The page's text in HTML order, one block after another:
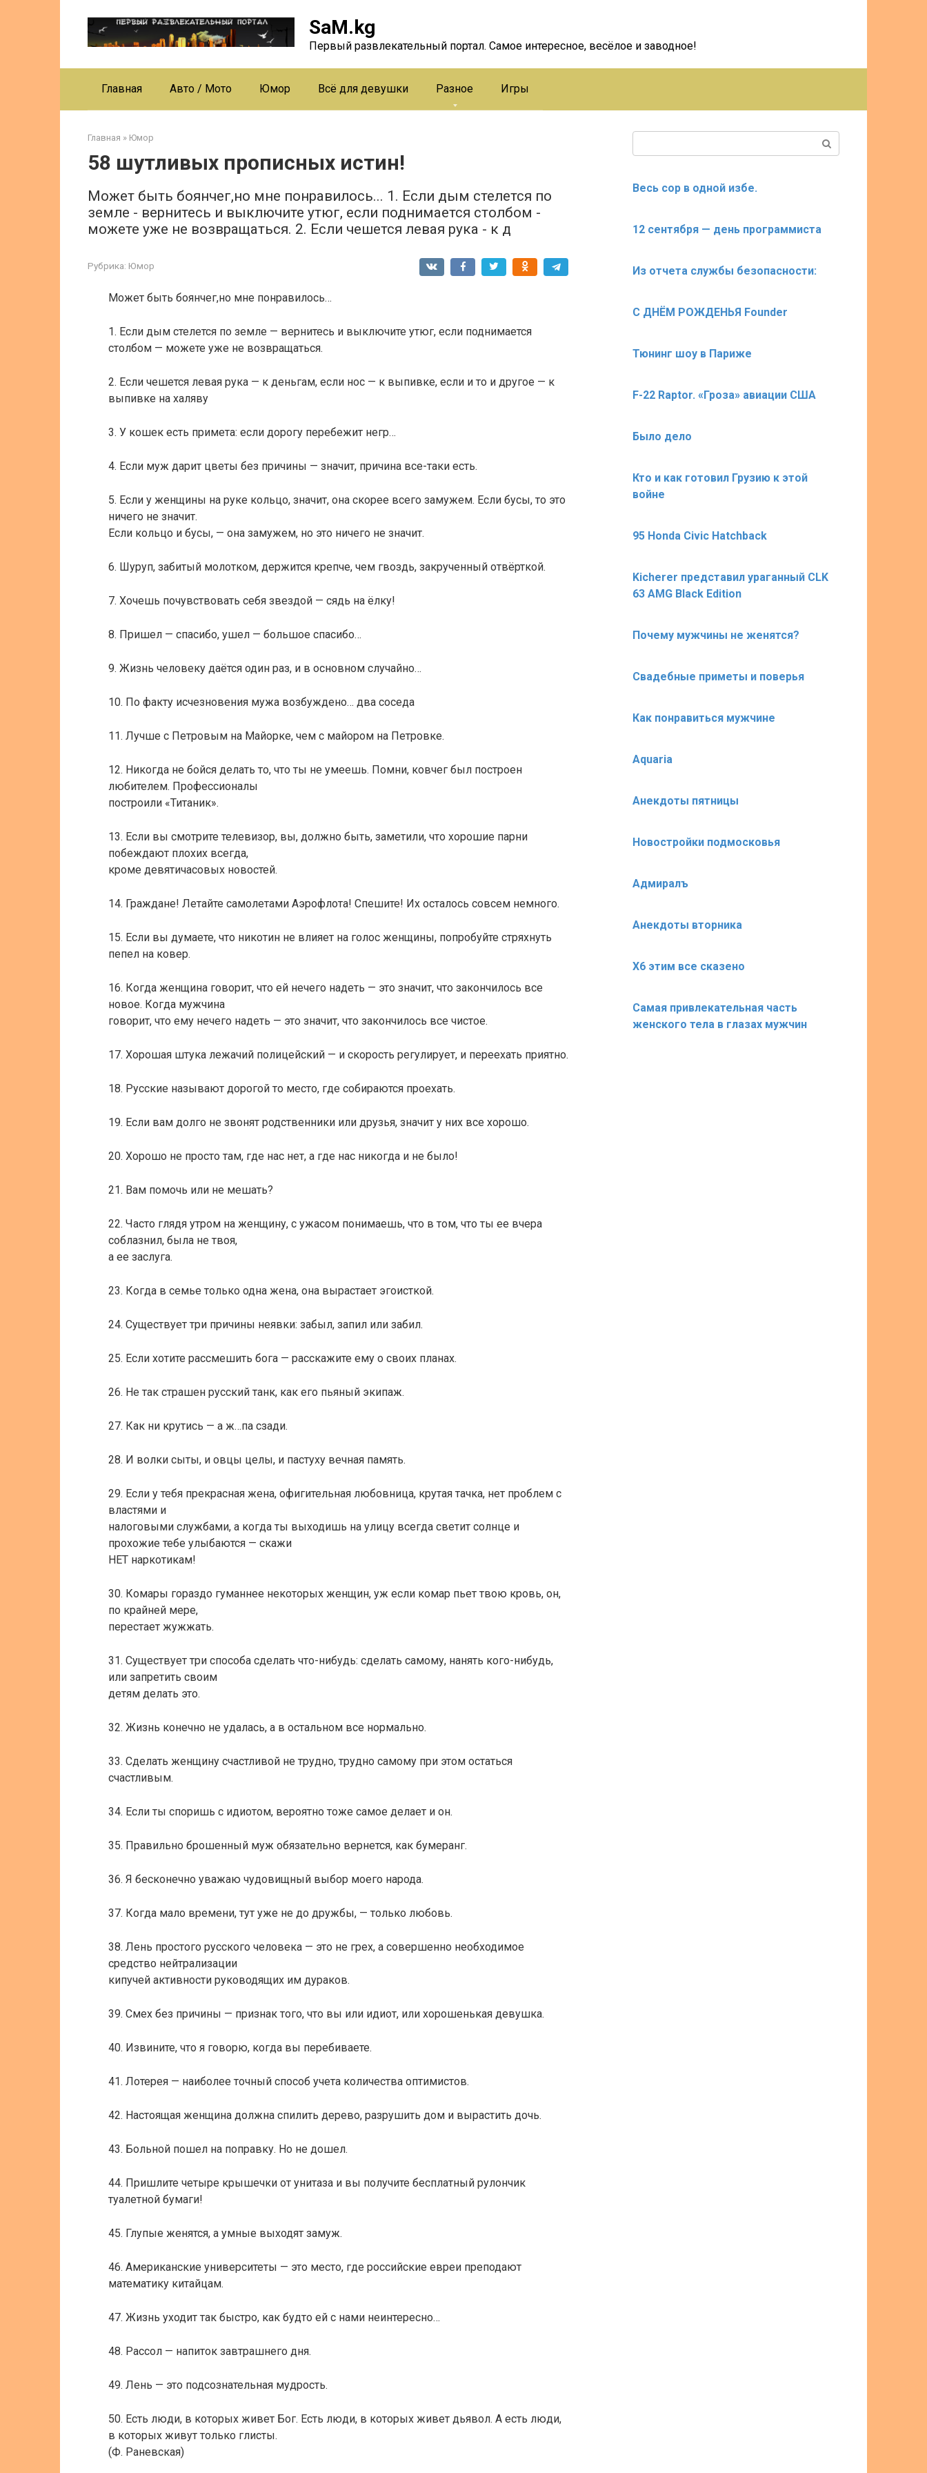
SaM.kg
Первый развлекательный портал. Самое интересное, весёлое и заводное!
Главная Авто / Мото Юмор Всё для девушки Разное Игры
Главная » Юмор
58 шутливых прописных истин!
Может быть боянчег,но мне понравилось... 1. Если дым стелется по
земле - вернитесь и выключите утюг, если поднимается столбом -
можете уже не возвращаться. 2. Если чешется левая рука - к д
Рубрика: Юмор
Может быть боянчег,но мне понравилось…
1. Если дым стелется по земле — вернитесь и выключите утюг, если поднимается
столбом — можете уже не возвращаться.
2. Если чешется левая рука — к деньгам, если нос — к выпивке, если и то и другое — к
выпивке на халяву
3. У кошек есть примета: если дорогу перебежит негр…
4. Если муж дарит цветы без причины — значит, причина все-таки есть.
5. Если у женщины на руке кольцо, значит, она скорее всего замужем. Если бусы, то это
ничего не значит.
Если кольцо и бусы, — она замужем, но это ничего не значит.
6. Шуруп, забитый молотком, держится крепче, чем гвоздь, закрученный отвёрткой.
7. Хочешь почувствовать себя звездой — сядь на ёлку!
8. Пришел — спасибо, ушел — большое спасибо…
9. Жизнь человеку даётся один раз, и в основном случайно…
10. По факту исчезновения мужа возбуждено… два соседа
11. Лучше c Петровым на Майорке, чем с майором на Петровке.
12. Никогда не бойся делать то, что ты не умеешь. Помни, ковчег был построен
любителем. Профессионалы
построили «Титаник».
13. Если вы смотрите телевизор, вы, должно быть, заметили, что хорошие парни
побеждают плохих всегда,
кроме девятичасовых новостей.
14. Граждане! Летайте самолетами Аэрофлота! Спешите! Их осталось совсем немного.
15. Если вы думаете, что никотин не влияет на голос женщины, попробуйте стряхнуть
пепел на ковер.
16. Когда женщина говорит, что ей нечего надеть — это значит, что закончилось все
новое. Когда мужчина
говорит, что ему нечего надеть — это значит, что закончилось все чистое.
17. Хорошая штука лежачий полицейский — и скорость регулирует, и переехать приятно.
18. Русские называют дорогой то место, где собираются проехать.
19. Если вам долго не звонят родственники или друзья, значит у них все хорошо.
20. Хорошо не просто там, где нас нет, а где нас никогда и не было!
21. Вам помочь или не мешать?
22. Часто глядя утром на женщину, с ужасом понимаешь, что в том, что ты ее вчера
соблазнил, была не твоя,
а ее заслуга.
23. Когда в семье только одна жена, она вырастает эгоисткой.
24. Существует три причины неявки: забыл, запил или забил.
25. Если хотите рассмешить бога — расскажите ему о своих планах.
26. Не так страшен русский танк, как его пьяный экипаж.
27. Как ни крутись — а ж…па сзади.
28. И волки сыты, и овцы целы, и пастуху вечная память.
29. Если у тебя прекрасная жена, офигительная любовница, крутая тачка, нет проблем с
властями и
налоговыми службами, а когда ты выходишь на улицу всегда светит солнце и
прохожие тебе улыбаются — скажи
НЕТ наркотикам!
30. Комары гораздо гуманнее некоторых женщин, уж если комар пьет твою кровь, он,
по крайней мере,
перестает жужжать.
31. Существует три способа сделать что-нибудь: сделать самому, нанять кого-нибудь,
или запретить своим
детям делать это.
32. Жизнь конечно не удалась, а в остальном все нормально.
33. Сделать женщину счастливой не трудно, трудно самому при этом остаться
счастливым.
34. Если ты споришь с идиотом, вероятно тоже самое делает и он.
35. Правильно брошенный муж обязательно вернется, как бумеранг.
36. Я бесконечно уважаю чудовищный выбор моего народа.
37. Когда мало времени, тут уже не до дружбы, — только любовь.
38. Лень простого русского человека — это не грех, а совершенно необходимое
средство нейтрализации
кипучей активности руководящих им дураков.
39. Смех без причины — признак того, что вы или идиот, или хорошенькая девушка.
40. Извините, что я говорю, когда вы перебиваете.
41. Лотерея — наиболее точный способ учета количества оптимистов.
42. Настоящая женщина должна спилить дерево, разрушить дом и вырастить дочь.
43. Больной пошел на поправку. Но не дошел.
44. Пришлите четыре крышечки от унитаза и вы получите бесплатный рулончик
туалетной бумаги!
45. Глупые женятся, а умные выходят замуж.
46. Американские университеты — это место, где российские евреи преподают
математику китайцам.
47. Жизнь уходит так быстро, как будто ей с нами неинтересно…
48. Рассол — напиток завтрашнего дня.
49. Лень — это подсознательная мудрость.
50. Есть люди, в которых живет Бог. Есть люди, в которых живет дьявол. А есть люди,
в которых живут только глисты.
(Ф. Раневская)
Весь сор в одной избе.
12 сентября — день программиста
Из отчета службы безопасности:
С ДНЁМ РОЖДЕНЬЯ Founder
Тюнинг шоу в Париже
F-22 Raptor. «Гроза» авиации США
Было дело
Кто и как готовил Грузию к этой
войне
95 Honda Civic Hatchback
Kicherer представил ураганный CLK
63 AMG Black Edition
Почему мужчины не женятся?
Свадебные приметы и поверья
Как понравиться мужчине
Aquaria
Анекдоты пятницы
Новостройки подмосковья
Адмиралъ
Анекдоты вторника
X6 этим все сказено
Самая привлекательная часть
женского тела в глазах мужчин